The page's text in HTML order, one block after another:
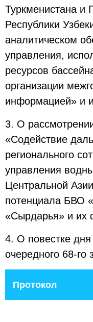
Туркменистана и
Республики
аналитическом
управления,
ресурсов
организации
информацией» и
3. О
«Содействие
регионального
управления
Центральной
потенциала БВО
«Сырдарья» и их
4. О повестке
очередного 68-
Протокол